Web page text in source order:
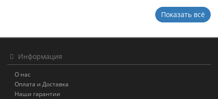
Показать всё
Информация
О нас
Оплата и Доставка
Наши гарантии